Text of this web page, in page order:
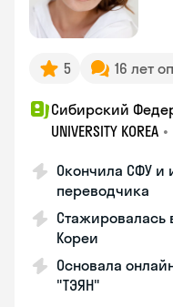
5 16 лет
Сибирский
UNIVERSITY KOREA •
Окончила СФУ и
переводчика
Стажировалась
Кореи
Основала
"ТЭЯН"